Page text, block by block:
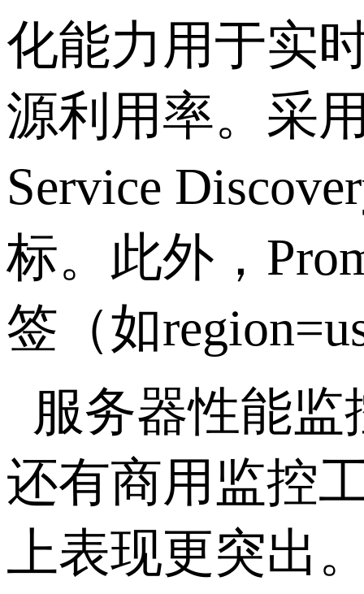
化能力用于实
源利用率。采
Service
标。此外，
签（如
服务器性能监
还有商用监控
上表现更突出